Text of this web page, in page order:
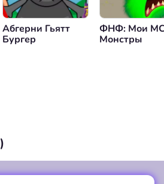
Абгерни Гьятт
Бургер
ФНФ: Мои
Монстры
)